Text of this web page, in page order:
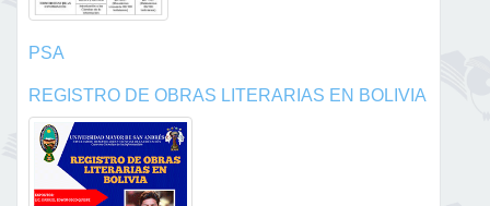
PSA
REGISTRO DE OBRAS LITERARIAS EN BOLIVIA